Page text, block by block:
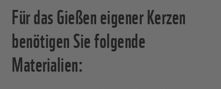
Für das Gießen eigener Kerzen
benötigen Sie folgende
Materialien: